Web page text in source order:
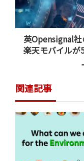
UNEPサステナビリ
ョンが地球を守る
ました。地球環境
めとした、循環資
促進を行うことを
者が横断的につな
英Opensignal
楽天モバイルが
関連記事